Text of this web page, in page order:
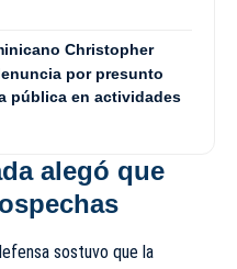
Christopher
por presunto
pública en actividades
alegó que
sostuvo que la